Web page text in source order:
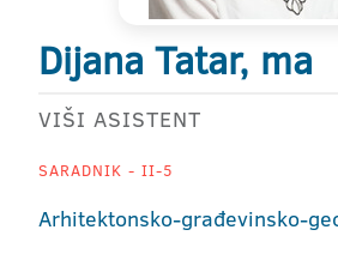
Dijana Tatar, ma
VIŠI ASISTENT
SARADNIK - II-5
Arhitektonsko-građevinsko-